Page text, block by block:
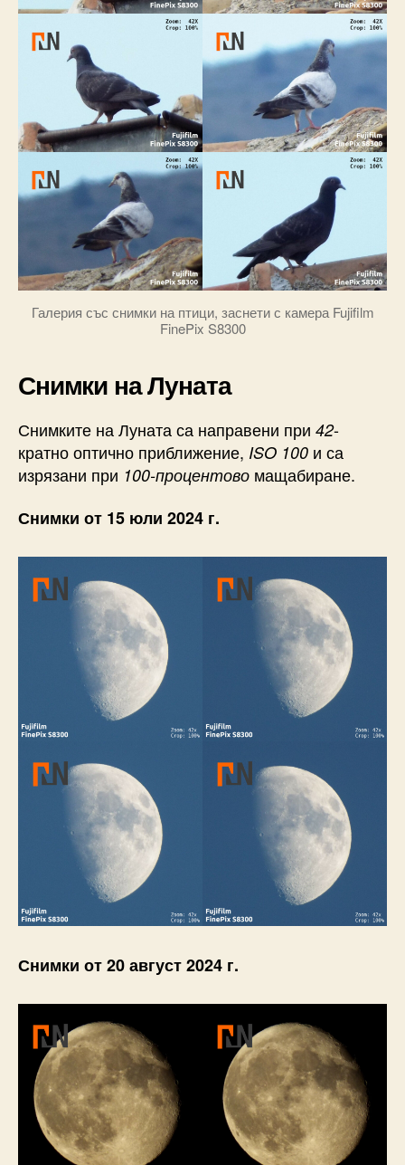
Галерия със снимки на птици, заснети с камера Fujifilm
FinePix S8300
Снимки на Луната
Снимките на Луната са направени при 42-
кратно оптично приближение, ISO 100 и са
изрязани при 100-процентово мащабиране.
Снимки от 15 юли 2024 г.
Снимки от 20 август 2024 г.